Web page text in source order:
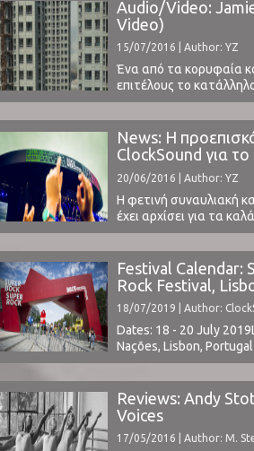
για τη πολυάσχολη
σημειωτέων έχει στο
επιπλέον κυκλοφορίες
νέος δίσκος είναι ...
Audio/Video:
Video)
15/07/2016 | Author: YZ
Ένα από τα κορυφαία
επιτέλους το
μάλιστα με ελληνικό
Gavras, γιος του
Γαβρά, σκηνοθέτησε το
πραγματικά
είχαμε την τύχη να
εμφάνιση του Jamie
εβδομάδα στο ...
News: Η
ClockSound για
Werchter Festival
20/06/2016 | Author: YZ
Η φετινή συναυλιακή
έχει αρχίσει για τα
ειδικότερα για το
ημέρες
επίσημα και να
αναγνώστες μας το
Festival, που λαμβάνει
Werchter ...
Festival Calendar:
Rock Festival,
18/07/2019 | Author:
Dates: 18 - 20 July
Nações, Lisbon,
Reviews: Andy
Voices
17/05/2016 | Author: M.